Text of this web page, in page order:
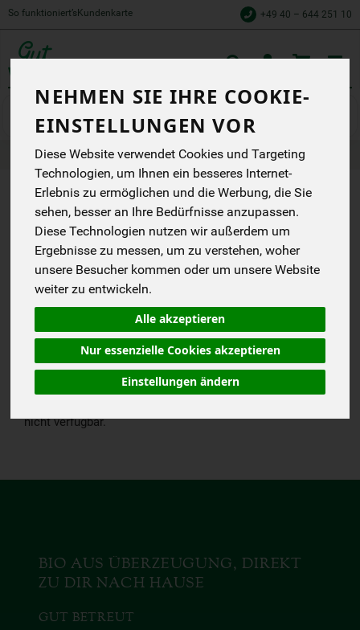
NEHMEN SIE IHRE COOKIE-
EINSTELLUNGEN VOR
Diese Website verwendet Cookies und Targeting
Technologien, um Ihnen ein besseres Internet-
Erlebnis zu ermöglichen und die Werbung, die Sie
sehen, besser an Ihre Bedürfnisse anzupassen.
Diese Technologien nutzen wir außerdem um
Ergebnisse zu messen, um zu verstehen, woher
unsere Besucher kommen oder um unsere Website
weiter zu entwickeln.
Alle akzeptieren
Nur essenzielle Cookies akzeptieren
Einstellungen ändern
So funktioniert’s Kundenkarte +49 40 – 644 251 10
Produkte Gemüse Salate & Kräuter
PRODUKT
"BABYSPINAT
100 G
WULKSFELDE"
NICHT
VERFÜGBAR.
Das von Dir gesuchte
nicht verfügbar.
BIO AUS ÜBERZEUGUNG, DIREKT
ZU DIR NACH HAUSE
GUT BETREUT
cart